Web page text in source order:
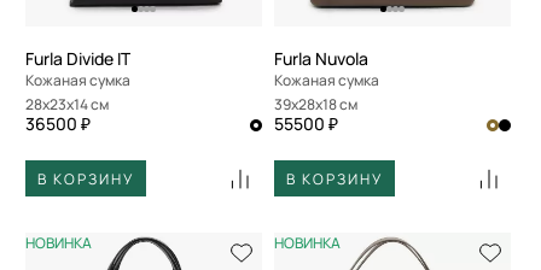
Furla Divide IT
Кожаная сумка
28x23x14 см
36500 ₽
В КОРЗИНУ
Furla Nuvola
Кожаная сумка
39x28x18 см
55500 ₽
В КОРЗИНУ
НОВИНКА НОВИНКА